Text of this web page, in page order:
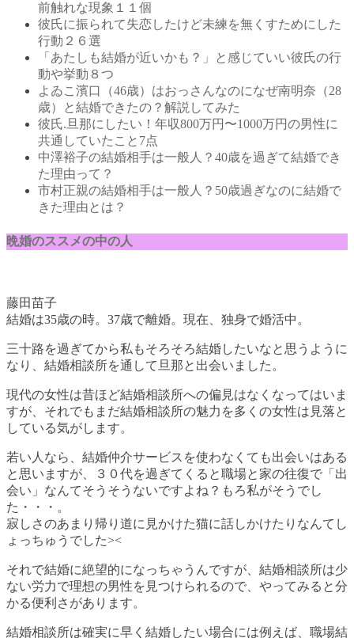
前触れな現象１１個
彼氏に振られて失恋したけど未練を無くすためにした
行動２６選
「あたしも結婚が近いかも？」と感じていい彼氏の行
動や挙動８つ
よゐこ濱口（46歳）はおっさんなのになぜ南明奈（28
歳）と結婚できたの？解説してみた
彼氏.旦那にしたい！年収800万円〜1000万円の男性に
共通していたこと7点
中澤裕子の結婚相手は一般人？40歳を過ぎて結婚でき
た理由って？
市村正親の結婚相手は一般人？50歳過ぎなのに結婚で
きた理由とは？
晩婚のススメの中の人
藤田苗子
結婚は35歳の時。37歳で離婚。現在、独身で婚活中。
三十路を過ぎてから私もそろそろ結婚したいなと思うように
なり、結婚相談所を通して旦那と出会いました。
現代の女性は昔ほど結婚相談所への偏見はなくなってはいま
すが、それでもまだ結婚相談所の魅力を多くの女性は見落と
している気がします。
若い人なら、結婚仲介サービスを使わなくても出会いはある
と思いますが、３０代を過ぎてくると職場と家の往復で「出
会い」なんてそうそうないですよね？もろ私がそうでし
た・・・。
寂しさのあまり帰り道に見かけた猫に話しかけたりなんてし
ょっちゅうでした><
それで結婚に絶望的になっちゃうんですが、結婚相談所は少
ない労力で理想の男性を見つけられるので、やってみると分
かる便利さがあります。
結婚相談所は確実に早く結婚したい場合には例えば、職場結